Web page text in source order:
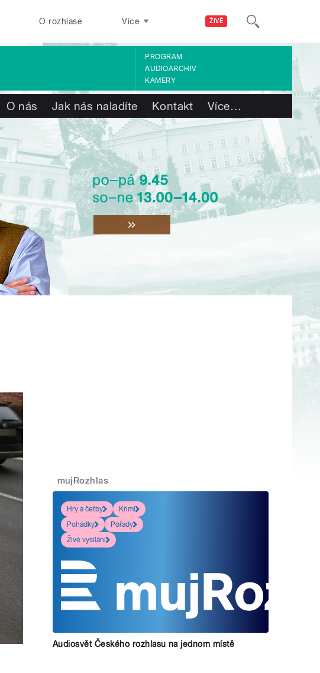
ŽIVĚ
O rozhlase Více
PROGRAM
AUDIOARCHIV
KAMERY
O nás Jak nás naladíte Kontakt Více…
mujRozhlas
Hry a četby
Krimi
Pohádky
Pořady
Živé vysílání
Audiosvět Českého rozhlasu na jednom místě